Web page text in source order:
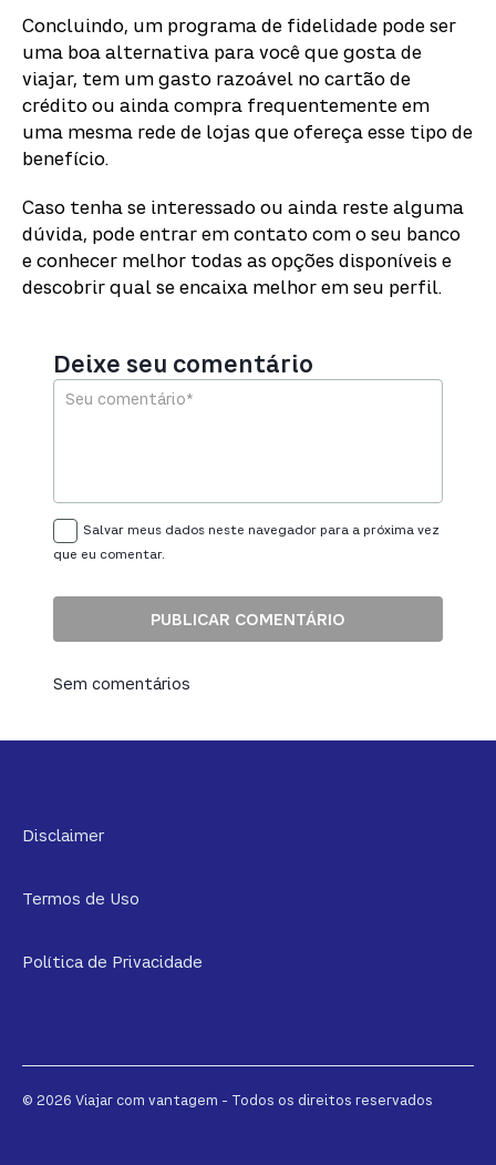
Concluindo, um programa de fidelidade pode ser
uma boa alternativa para você que gosta de
viajar, tem um gasto razoável no cartão de
crédito ou ainda compra frequentemente em
uma mesma rede de lojas que ofereça esse tipo de
benefício.
Caso tenha se interessado ou ainda reste alguma
dúvida, pode entrar em contato com o seu banco
e conhecer melhor todas as opções disponíveis e
descobrir qual se encaixa melhor em seu perfil.
Deixe seu comentário
Salvar meus dados neste navegador para a próxima vez
que eu comentar.
Sem comentários
Disclaimer
Termos de Uso
Política de Privacidade
© 2026 Viajar com vantagem - Todos os direitos reservados